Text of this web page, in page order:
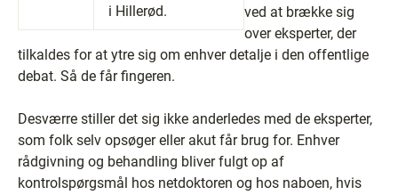
i Hillerød.
ved at brække sig
over eksperter, der
tilkaldes for at ytre sig om enhver detalje i den offentlige
debat. Så de får fingeren.
Desværre stiller det sig ikke anderledes med de eksperter,
som folk selv opsøger eller akut får brug for. Enhver
rådgivning og behandling bliver fulgt op af
kontrolspørgsmål hos netdoktoren og hos naboen, hvis